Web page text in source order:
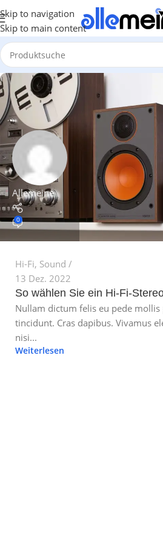
Skip to navigation
Skip to main content
Allemeine
0
Hi-Fi, Sound
13 Dez. 2022
So wählen Sie ein Hi-Fi-
Nullam dictum felis eu pede
tincidunt. Cras dapibus. Vivamus
nisi...
Weiterlesen